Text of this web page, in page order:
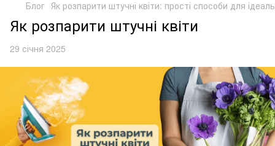
Блог Як розпарити штучні квіти: прості способи для
Як розпарити штучні квіти
29 січня 2025